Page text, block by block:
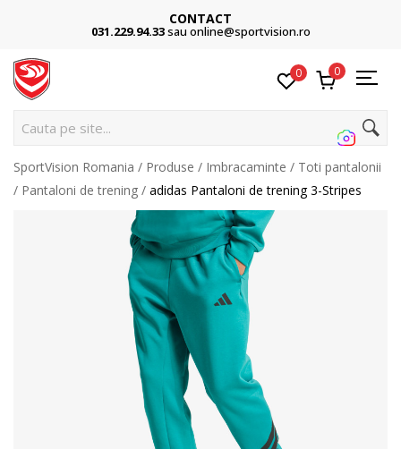
CONTACT
031.229.94.33sau online@sportvision.ro
0 0
Cauta pe site...
SportVision Romania Produse Imbracaminte
Toti pantalonii
Pantaloni de trening
adidas Pantaloni de trening 3-Stripes